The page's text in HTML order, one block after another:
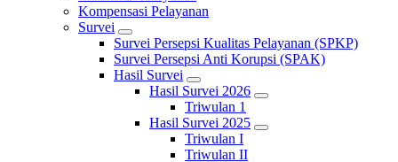
Kompensasi Pelayanan
Survei
Survei Persepsi Kualitas Pelayanan (SPKP)
Survei Persepsi Anti Korupsi (SPAK)
Hasil Survei
Hasil Survei 2026
Triwulan 1
Hasil Survei 2025
Triwulan I
Triwulan II